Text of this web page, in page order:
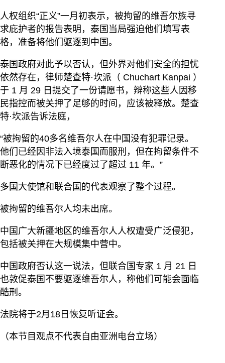
人权组织“正义”一月初表示，被拘留的维吾尔族寻
求庇护者的报告表明，泰国当局强迫他们填写表
格，准备将他们驱逐到中国。
泰国政府对此予以否认，但外界对他们安全的担忧
依然存在，律师楚查特·坎派（ Chuchart Kanpai ）
于 1 月 29 日提交了一份请愿书，辩称这些人因移
民指控而被关押了足够的时间，应该被释放。楚查
特·坎派告诉法庭，
“被拘留的40多名维吾尔人在中国没有犯罪记录。
他们已经因非法入境泰国而服刑，但在拘留条件不
断恶化的情况下已经度过了超过 11 年。”
多国大使馆和联合国的代表观察了整个过程。
被拘留的维吾尔人均未出席。
中国广大新疆地区的维吾尔人人权遭受广泛侵犯，
包括被关押在大规模集中营中。
中国政府否认这一说法，但联合国专家 1 月 21 日
也敦促泰国不要驱逐维吾尔人，称他们可能会面临
酷刑。
法院将于2月18日恢复听证会。
（本节目观点不代表自由亚洲电台立场）